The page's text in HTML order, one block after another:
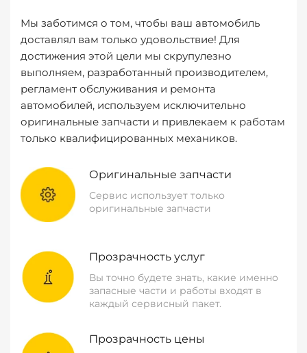
Мы заботимся о том, чтобы ваш автомобиль
доставлял вам только удовольствие! Для
достижения этой цели мы скрупулезно
выполняем, разработанный производителем,
регламент обслуживания и ремонта
автомобилей, используем исключительно
оригинальные запчасти и привлекаем к работам
только квалифицированных механиков.
Оригинальные запчасти
Сервис использует только
оригинальные запчасти
Прозрачность услуг
Вы точно будете знать, какие именно
запасные части и работы входят в
каждый сервисный пакет.
Прозрачность цены